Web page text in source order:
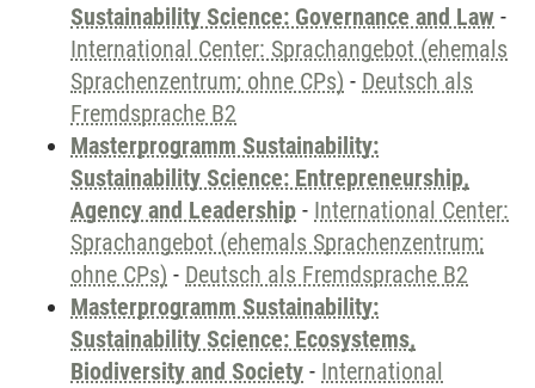
Sustainability Science: Governance and Law -
International Center: Sprachangebot (ehemals
Sprachenzentrum; ohne CPs) - Deutsch als
Fremdsprache B2
Masterprogramm Sustainability:
Sustainability Science: Entrepreneurship,
Agency and Leadership - International Center:
Sprachangebot (ehemals Sprachenzentrum;
ohne CPs) - Deutsch als Fremdsprache B2
Masterprogramm Sustainability:
Sustainability Science: Ecosystems,
Biodiversity and Society - International